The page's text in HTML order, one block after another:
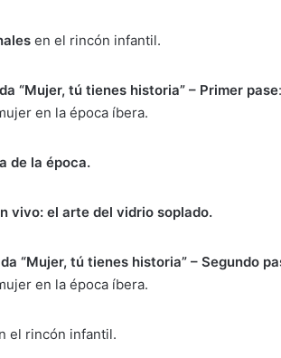
en el rincón infantil.
“Mujer, tú tienes historia” – Primer pase
en la época íbera.
de la época.
vivo: el arte del vidrio soplado.
“Mujer, tú tienes historia” – Segundo
en la época íbera.
el rincón infantil.